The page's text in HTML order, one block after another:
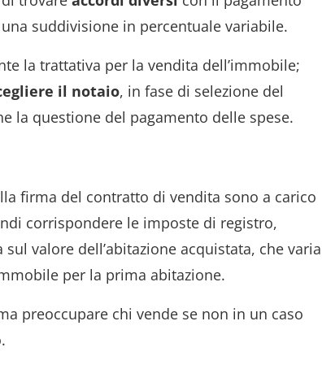
suddivisione in percentuale variabile.
la trattativa per la vendita dell’immobile;
il notaio, in fase di selezione del
la questione del pagamento delle spese.
firma del contratto di vendita sono a carico
corrispondere le imposte di registro,
valore dell’abitazione acquistata, che varia
per la prima abitazione.
preoccupare chi vende se non in un caso